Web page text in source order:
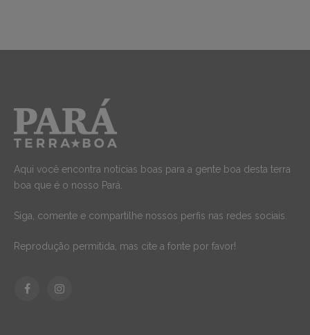
Aqui você encontra notícias boas para a gente boa desta terra
boa que é o nosso Pará.
Siga, comente e compartilhe nossos perfis nas redes sociais.
Reprodução permitida, mas cite a fonte por favor!
FacebookInstagram